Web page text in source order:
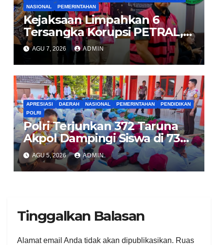
NASIONAL
PEMERINTAHAN
Kejaksaan Limpahkan 6
Tersangka Korupsi PETRAL,
PES dan ISC ke PN Tipikor
Jakarta Pusat
AGU 7, 2026 ADMIN
APRESIASI DAERAH NASIONAL PEMERINTAHAN
PENDIDIKAN
POLRI
Polri Terjunkan 372 Taruna
Akpol Dampingi Siswa di 73
Sekolah Rakyat
AGU 5, 2026 ADMIN
Tinggalkan Balasan
Alamat email Anda tidak akan dipublikasikan. Ruas